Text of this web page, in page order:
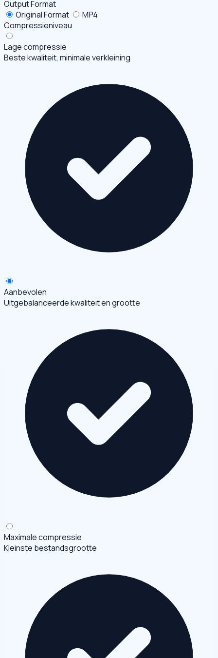
Output Format
Original Format
MP4
Compressieniveau
Lage compressie
Beste kwaliteit, minimale verkleining
Aanbevolen
Uitgebalanceerde kwaliteit en grootte
Maximale compressie
Kleinste bestandsgrootte